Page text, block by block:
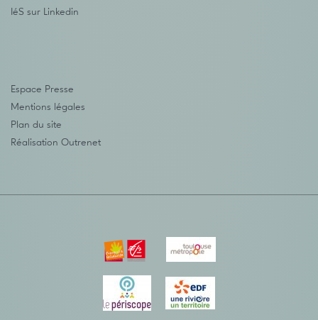
IéS sur Linkedin
Espace Presse
Mentions légales
Plan du site
Réalisation Outrenet